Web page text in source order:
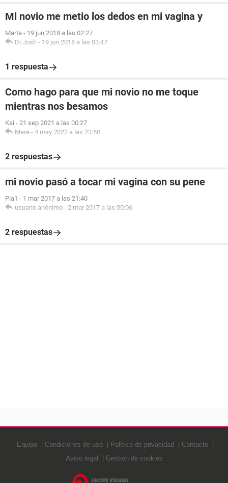
Mi novio me metio los dedos en mi vagina y
Marta - 19 jun 2018 a las 02:27
Dr.Josh - 19 jun 2018 a las 03:47
1 respuesta
Como hago para que mi novio no me toque
mientras nos besamos
Kai - 21 sep 2021 a las 00:27
Mare - 4 may 2022 a las 23:50
2 respuestas
mi novio pasó a tocar mi vagina con su pene
Pia1 - 1 mar 2017 a las 21:40
usuario anónimo - 2 mar 2017 a las 00:06
2 respuestas
Equipo Condiciones de uso Política de privacidad
Contacto
Aviso legal
Gestión de cookies